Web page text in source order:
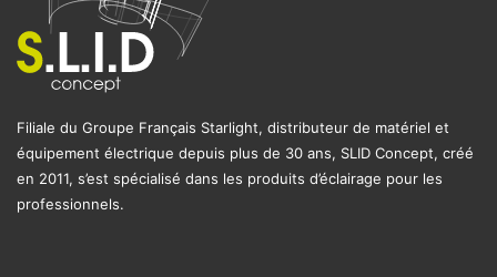
Filiale du Groupe Français Starlight, distributeur de matériel et
équipement électrique depuis plus de 30 ans, SLID Concept, créé
en 2011, s’est spécialisé dans les produits d’éclairage pour les
professionnels.